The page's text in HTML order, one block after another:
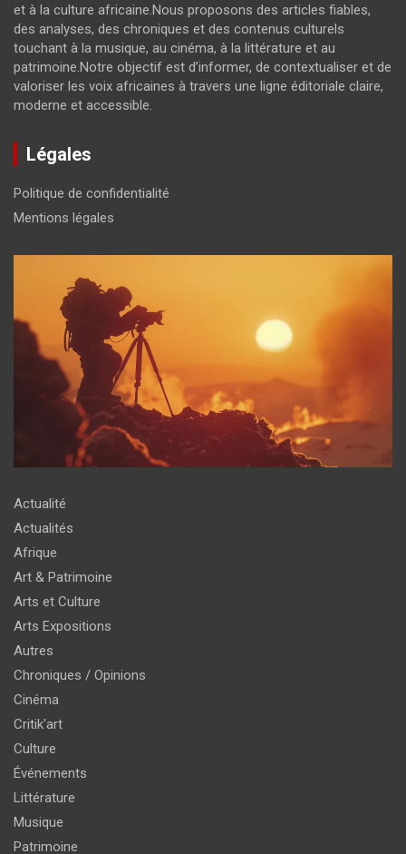
et à la culture africaine.Nous proposons des articles fiables,
des analyses, des chroniques et des contenus culturels
touchant à la musique, au cinéma, à la littérature et au
patrimoine.Notre objectif est d’informer, de contextualiser et de
valoriser les voix africaines à travers une ligne éditoriale claire,
moderne et accessible.
Légales
Politique de confidentialité
Mentions légales
Actualité
Actualités
Afrique
Art & Patrimoine
Arts et Culture
Arts Expositions
Autres
Chroniques / Opinions
Cinéma
Critik'art
Culture
Événements
Littérature
Musique
Patrimoine